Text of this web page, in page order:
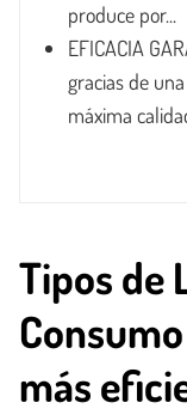
produce por...
EFICACIA
gracias de
máxima
Tipos de
más